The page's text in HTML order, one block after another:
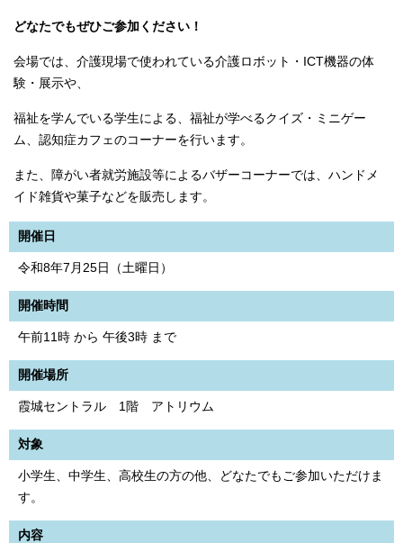
どなたでもぜひご参加ください！
会場では、介護現場で使われている介護ロボット・ICT機器の体
験・展示や、
福祉を学んでいる学生による、福祉が学べるクイズ・ミニゲー
ム、認知症カフェのコーナーを行います。
また、障がい者就労施設等によるバザーコーナーでは、ハンドメ
イド雑貨や菓子などを販売します。
開催日
令和8年7月25日（土曜日）
開催時間
午前11時 から 午後3時 まで
開催場所
霞城セントラル 1階 アトリウム
対象
小学生、中学生、高校生の方の他、どなたでもご参加いただけま
す。
内容